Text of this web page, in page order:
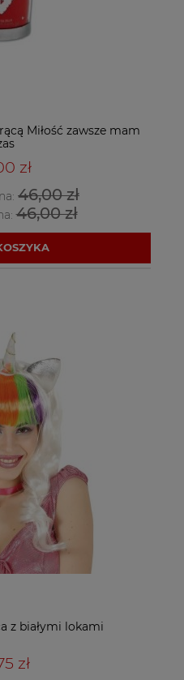
Miłość zawsze mam
zł
46,00 zł
46,00 zł
z białymi lokami
zł